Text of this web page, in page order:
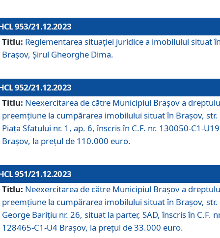
953/21.12.2023
Titlu: Reglementarea situației juridice a imobilului situat
Brașov, Șirul Gheorghe Dima.
952/21.12.2023
Titlu: Neexercitarea de către Municipiul Brașov a
preemțiune la cumpărarea imobilului situat în Brașov, str.
Piața Sfatului nr. 1, ap. 6, înscris în C.F. nr. 130050-C1-U19
Brașov, la prețul de 110.000 euro.
951/21.12.2023
Titlu: Neexercitarea de către Municipiul Brașov a
preemțiune la cumpărarea imobilului situat în Brașov, str.
George Barițiu nr. 26, situat la parter, SAD, înscris în C.F.
128465-C1-U4 Brașov, la prețul de 33.000 euro.